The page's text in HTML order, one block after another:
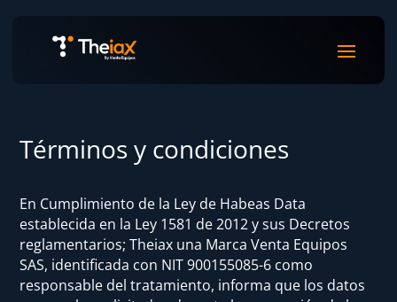
Términos y condiciones
En Cumplimiento de la Ley de Habeas Data
establecida en la Ley 1581 de 2012 y sus Decretos
reglamentarios; Theiax una Marca Venta Equipos
SAS, identificada con NIT 900155085-6 como
responsable del tratamiento, informa que los datos